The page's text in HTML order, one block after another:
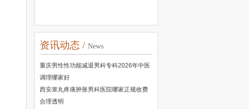
资讯动态 / News
重庆男性性功能减退男科专科2026年中医
调理哪家好
西安睾丸疼痛肿胀男科医院哪家正规收费
合理透明